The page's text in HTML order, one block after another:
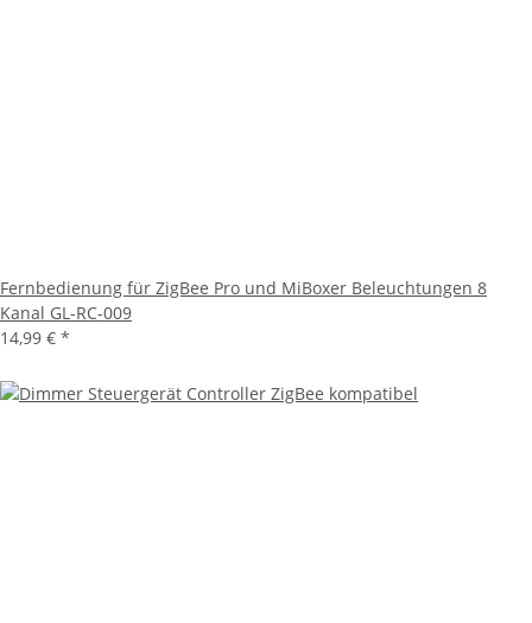
Fernbedienung für ZigBee Pro und MiBoxer Beleuchtungen 8
Kanal GL-RC-009
14,99 € *